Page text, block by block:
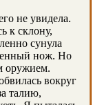
не увидела.
к склону,
сунула
нож. Но
оружием.
вокруг
талию,